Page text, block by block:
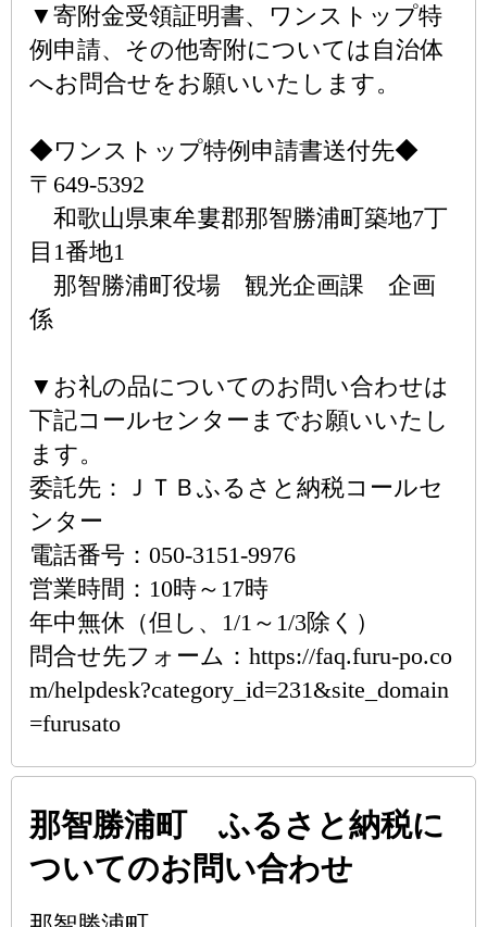
▼寄附金受領証明書、ワンストップ特
例申請、その他寄附については自治体
へお問合せをお願いいたします。
◆ワンストップ特例申請書送付先◆
〒649-5392
和歌山県東牟婁郡那智勝浦町築地7丁
目1番地1
那智勝浦町役場 観光企画課 企画
係
▼お礼の品についてのお問い合わせは
下記コールセンターまでお願いいたし
ます。
委託先：ＪＴＢふるさと納税コールセ
ンター
電話番号：050-3151-9976
営業時間：10時～17時
年中無休（但し、1/1～1/3除く）
問合せ先フォーム：https://faq.furu-po.co
m/helpdesk?category_id=231&site_domain
=furusato
那智勝浦町 ふるさと納税に
ついてのお問い合わせ